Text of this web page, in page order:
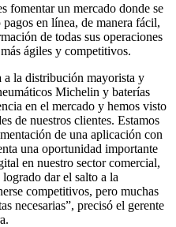
un mercado donde se
en línea, de manera fácil,
de todas sus operaciones
ágiles y competitivos.
a la distribución mayorista y
Michelin y baterías
en el mercado y hemos visto
de nuestros clientes. Estamos
de una aplicación con
una oportunidad importante
en nuestro sector comercial,
dar el salto a la
competitivos, pero muchas
necesarias”, precisó el gerente